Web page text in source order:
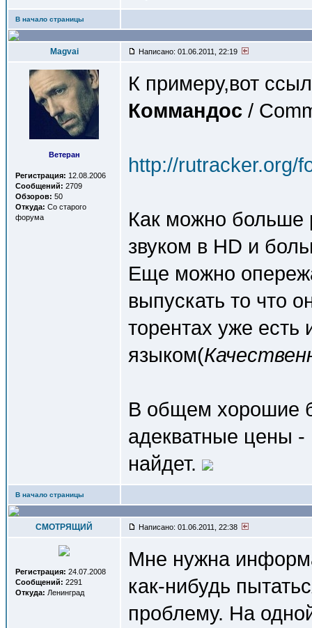
В начало страницы
Magvai Написано: 01.06.2011, 22:19
Ветеран
Регистрация: 12.08.2006
Сообщений: 2709
Обзоров: 50
Откуда: Со старого
форума
К примеру,вот
Коммандоc /
http://rutracker.org/
Как можно больше
звуком в HD и
Еще можно
выпускать то что
торентах уже есть
языком(
В общем хорошие
адекватные цены -
найдет.
В начало страницы
СМОТРЯЩИЙ Написано: 01.06.2011, 22:38
Регистрация: 24.07.2008
Сообщений: 2291
Откуда: Ленинград
Мне нужна
как-нибудь
проблему. На